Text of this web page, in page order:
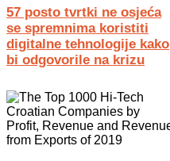
57 posto tvrtki ne osjeća
se spremnima koristiti
digitalne tehnologije kako
bi odgovorile na krizu